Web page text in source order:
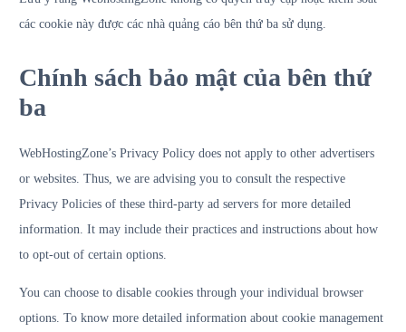
các cookie này được các nhà quảng cáo bên thứ ba sử dụng.
Chính sách bảo mật của bên thứ
ba
WebHostingZone’s Privacy Policy does not apply to other advertisers
or websites. Thus, we are advising you to consult the respective
Privacy Policies of these third-party ad servers for more detailed
information. It may include their practices and instructions about how
to opt-out of certain options.
You can choose to disable cookies through your individual browser
options. To know more detailed information about cookie management